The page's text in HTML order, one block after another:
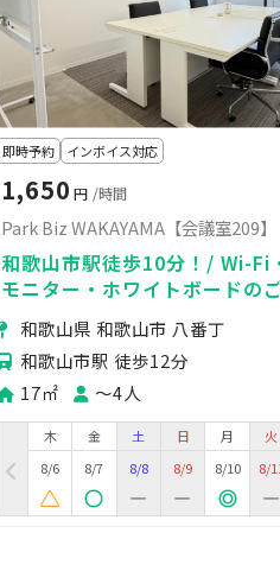
即時予約 インボイス対応
1,650 円 /時間
Park Biz WAKAYAMA【会議室209】
和歌山市駅徒歩10分！/ Wi-Fi
モニター・ホワイトボードの
料！和歌山県 和歌山市 八番丁
和歌山市駅 徒歩12分
17㎡
〜4人
木
8/6
金
8/7
土
8/8
日
8/9
月
8/10
火
8/